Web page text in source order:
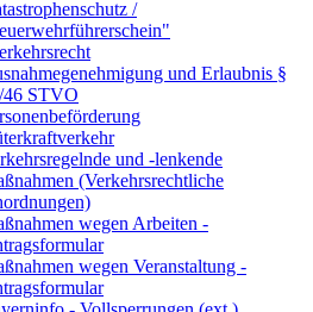
/
und Erlaubnis §
46 STVO
und -lenkende
(Verkehrsrechtliche
wegen Arbeiten -
wegen Veranstaltung -